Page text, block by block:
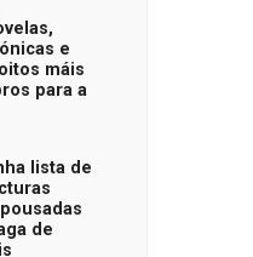
e
máis
para a
lista de
de